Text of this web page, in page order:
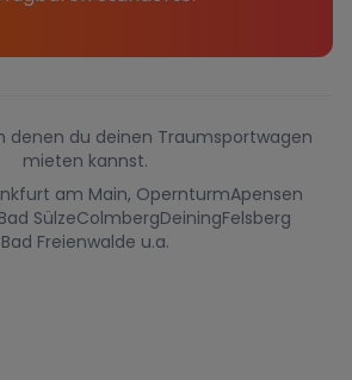
denen du deinen Traumsportwagen
mieten kannst.
am Main, OpernturmApensen
Bad SülzeColmbergDeiningFelsberg
Bad Freienwalde u.a.